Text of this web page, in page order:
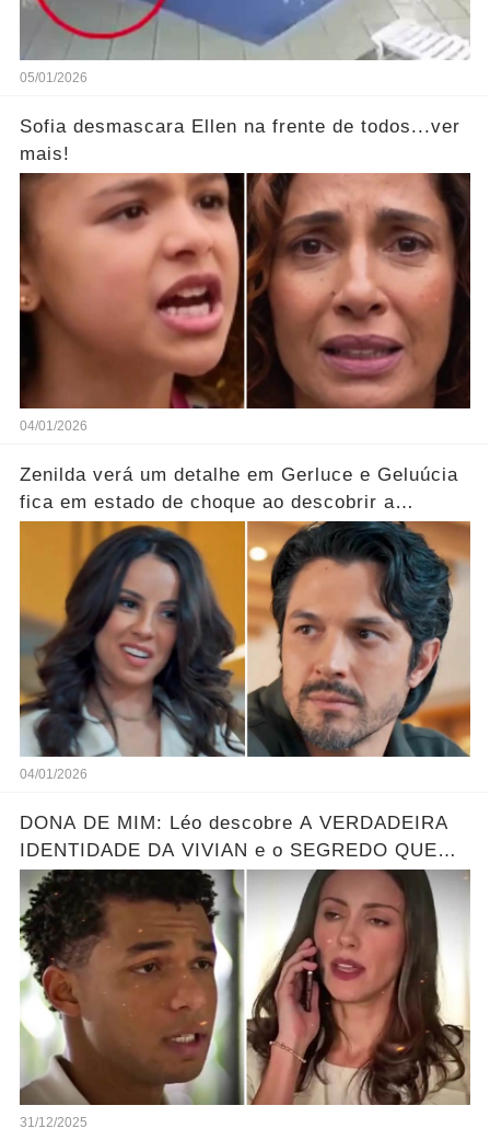
05/01/2026
Sofia desmascara Ellen na frente de todos...ver
mais!
04/01/2026
Zenilda verá um detalhe em Gerluce e Geluúcia
fica em estado de choque ao descobrir a
verdade oculta sobre sua mãe... Ver mais
04/01/2026
DONA DE MIM: Léo descobre A VERDADEIRA
IDENTIDADE DA VIVIAN e o SEGREDO QUE
ELA ESCONDE! Resumo hoje
31/12/2025